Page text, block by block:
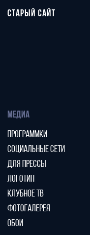
СТАРЫЙ САЙТ
МЕДИА
ПРОГРАММКИ
СОЦИАЛЬНЫЕ СЕТИ
ДЛЯ ПРЕССЫ
ЛОГОТИП
КЛУБНОЕ ТВ
ФОТОГАЛЕРЕЯ
ОБОИ